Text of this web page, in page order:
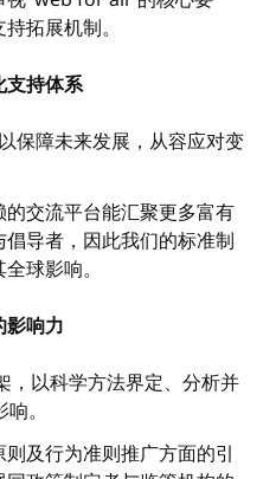
拓展机制。
支持体系
保障未来发展，从容应对变
交流平台能汇聚更多富有
导者，因此我们的标准制
球影响。
影响力
，以科学方法界定、分析并
。
及行为准则推广方面的引